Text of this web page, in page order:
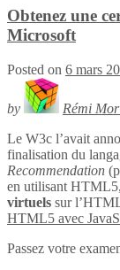
Obtenez une
Microsoft
Posted on 6 mars
by
Rémi
Le W3c l’avait
finalisation du
Recommendation
en utilisant
virtuels sur
HTML5 avec
Passez votre